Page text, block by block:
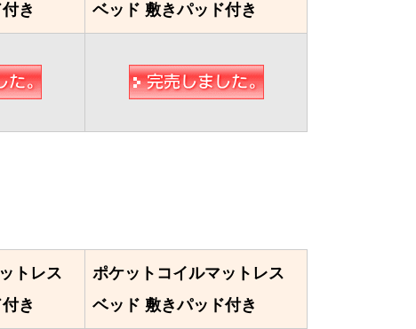
き
ベッド 敷きパッド付き
トレス
き
ポケットコイルマットレス
ベッド 敷きパッド付き